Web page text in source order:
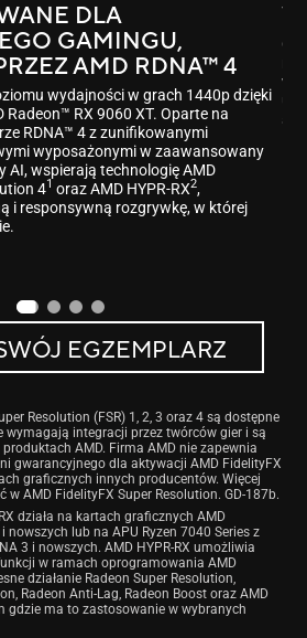
DLA
GAMINGU,
AMD RDNA™ 4
wydajności w grach 1440p dzięki
RX 9060 XT. Oparte na
RDNA™ 4 z zunifikowanymi
wyposażonymi w zaawansowany
AI, wspierają technologię AMD
41 oraz AMD HYPR-RX2,
i responsywną rozgrywkę, w której
EGZEMPLARZ
Resolution (FSR) 1, 2, 3 oraz 4 są dostępne
wymagają integracji przez twórców gier i są
AMD. Firma AMD nie zapewnia
gwarancyjnego dla aktywacji AMD FidelityFX
graficznych innych producentów. Więcej
AMD FidelityFX Super Resolution. GD-187b.
działa na kartach graficznych AMD
nowszych lub na APU Ryzen 7040 Series z
3 i nowszych. AMD HYPR-RX umożliwia
w ramach oprogramowania AMD
działanie Radeon Super Resolution,
Radeon Anti-Lag, Radeon Boost oraz AMD
gdzie ma to zastosowanie w wybranych